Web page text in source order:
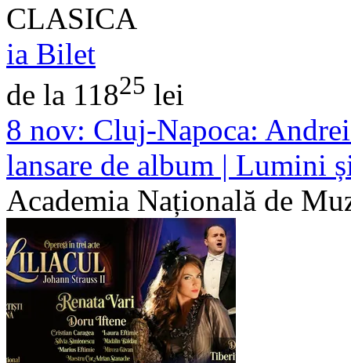
CLASICA
ia Bilet
de la 11825 lei
8 nov: Cluj-Napoca:
lansare de album | Lumini
Academia Națională de